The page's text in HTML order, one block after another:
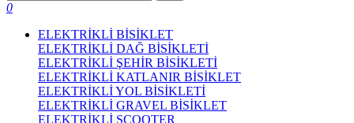
0
ELEKTRİKLİ BİSİKLET
ELEKTRİKLİ DAĞ BİSİKLETİ
ELEKTRİKLİ ŞEHİR BİSİKLETİ
ELEKTRİKLİ KATLANIR BİSİKLET
ELEKTRİKLİ YOL BİSİKLETİ
ELEKTRİKLİ GRAVEL BİSİKLET
ELEKTRİKLİ SCOOTER